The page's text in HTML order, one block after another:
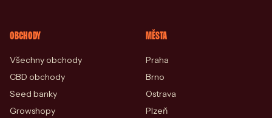
OBCHODY
Všechny obchody
CBD obchody
Seed banky
Growshopy
MĚSTA
Praha
Brno
Ostrava
Plzeň